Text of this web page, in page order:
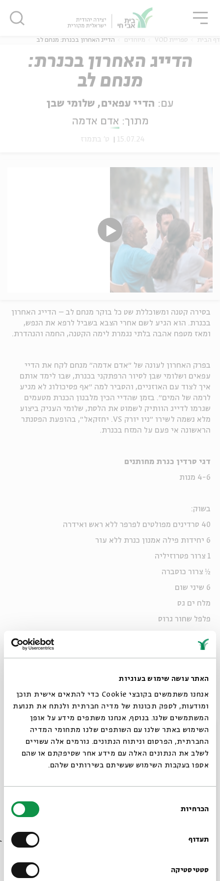
האתר עושה שימוש בעוגיות
אנחנו משתמשים בקובצי Cookie כדי להתאים אישית תוכן
ומודעות, לספק תכונות של מדיה חברתית ולנתח את תנועת
המשתמשים שלנו. בנוסף, אנחנו משתפים מידע על אופן
השימוש באתר שלנו עם השותפים שלנו מתחומי המדיה
החברתית, הפרסום וניתוח הנתונים. גורמים אלה עשויים
לשלב את הנתונים האלה עם מידע אחר שסיפקתם או שהם
אספו בעקבות השימוש שעשיתם בשירותים שלהם.
הסכמה
הכרחיות
תעדוף
סטטיסטיקה
אנגלית
דף הבית ספריית VOD מיוחדים הדייג האחרון בכנרת: מנחם לב
הדייג האחרון בכנרת:
מנחם לב
עם: הדיי עפאים, שלומי שבן
מתוך: אדם אדמה
15.07.24 ט' בתמוז
בסירה קטנה ומשוכללת שט כל בוקר מנחם לב – הדייג האחרון
בכנרת. הוא הגיע לשם אחרי הצבא בשביל לרפא את הנפש,
ומאז מטפח אהבה בלתי נגמרת לימה הקטנה, החמה והנהדרת.
בפרק האחרון לעונה של ״אדם אדמה״ מנחם לקח את הדיי
עפאים ושלומי שבן לסיור הרפתקני בכנרת, שבו לימד אותם
איך לצוד עם האוזניים, והסביר למה ״אף פסיכולוג לא מגיע
לרמה של המים״. בזמן שהדיי הכין מלבנון הכנרת מטעמים
שגרמו לדייג הוותיק לשמוט את הלסת, שלומי העניק ביצוע
מלא נשמה לשירו ״ניו יורק VS. יחזקאל״, בהופעת הפסנתר
הראשונה אי פעם על המזח בכנרת.
דגי סרדין כנרת מחותנים
4-6 מנות
בשוק:
40 סרדינים מפולטים לפרפר ללא ראש ואידרה
6 יחידות פילה אמנון כנרת ללא עור
1 צרור פטרוזיליה
½ צרור כוסברה
6 שיני שום
מלח ים גס
פלפל שחור גרוס
שמן זית כתית מעולה לטיגון
במטבח:
קוצצים את בשר האמנונים היטב בסכין. קוצצים את עשבי
התבלין והשום, מוסיפים לתערובת הדג ולשים יחד לקבלת
עיסה אחידה. מתבלים במלח ובפלפל שחור.
סוגרים בפרפר נוסף כשהעור כלפי חוץ ומהדקים. חוזרים על
הפעולה עם יתר הסרדינים והמילוי.
סגור
סגור